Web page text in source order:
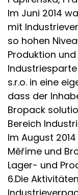
Im Juni 2014
mit
so hohen
Produktion
s.r.o. in eine
dass der
Bropack
Bereich
Im August
Měříme und
Lager- und
6.Die